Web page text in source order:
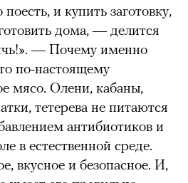
и купить заготовку,
дома, — делится
— Почему именно
по-настоящему
мясо. Олени, кабаны,
тетерева не питаются
антибиотиков и
в естественной среде.
вкусное и безопасное. И,